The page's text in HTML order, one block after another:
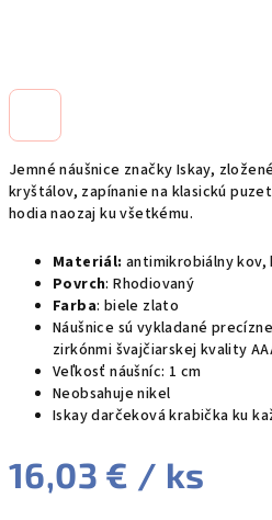
Jemné náušnice značky Iskay,
kryštálov, zapínanie na klasickú
hodia naozaj ku všetkému.
Materiál: antimikrobiálnykov,
Povrch: Rhodiovaný
Farba: biele zlato
Náušnice sú vykladané
zirkónmi švajčiarskej kvality
Veľkosť náušníc: 1 cm
Neobsahuje nikel
Iskay darčeková krabička ku
16,03 € / ks